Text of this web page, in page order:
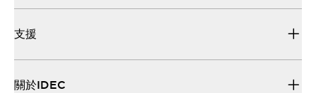
支援
關於IDEC